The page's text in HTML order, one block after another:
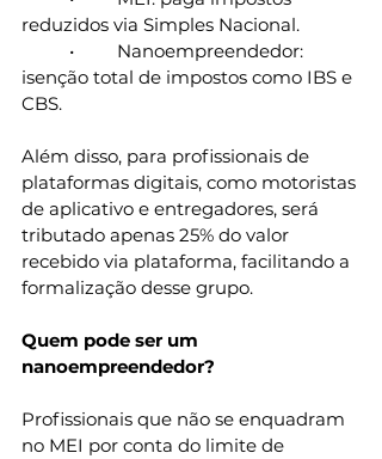
reduzidos via Simples Nacional.
isenção total de impostos como IBS e
CBS.
Além disso, para profissionais de
plataformas digitais, como motoristas
de aplicativo e entregadores, será
tributado apenas 25% do valor
recebido via plataforma, facilitando a
formalização desse grupo.
Quem pode ser um
nanoempreendedor?
Profissionais que não se enquadram
no MEI por conta do limite de